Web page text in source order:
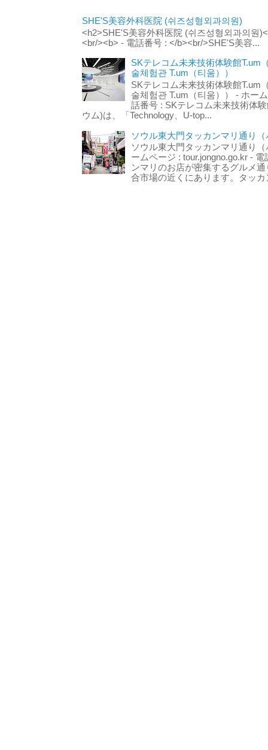
SHE'S美容外科医院 (쉬즈성형외과의원)
<h2>SHE'S美容外科医院 (쉬즈성형외과의원
<br/><b> - 電話番号 : </b><br/>SHE'S美容...
SKテレコム未来技術体験館T.um
술체험관 T.um（티움））
SKテレコム未来技術体験館T.um
술체험관 T.um（티움）） - ホー
話番号 : SKテレコム未来技術体
ウム)は、「Technology、U-top...
ソウル東大門タッカンマリ通り
ソウル東大門タッカンマリ通り
ームページ : tour.jongno.go.kr -
ンマリのお店が密集するグルメ
合市場の近くにあります。タッ